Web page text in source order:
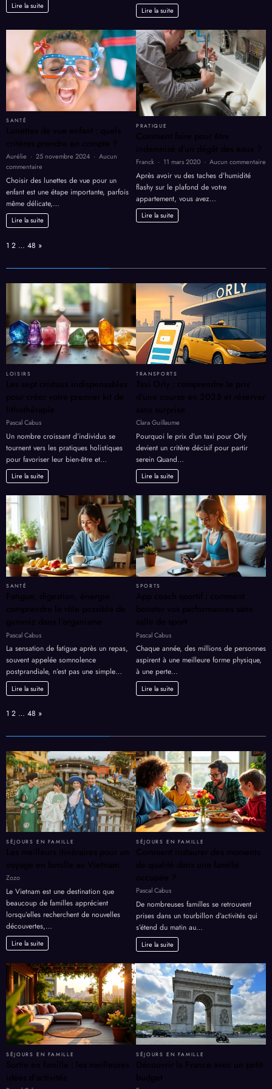
l’angoisse
nocturne
des
crises
de
panique
pas…
Lire la suite
fiables
pour
calculer
la
semaine
précise
de
grossesse
grossesse suscite souvent des
interrogations, que ce soit lors d’un…
Lire la suite
SANTÉ
Lunettes de vue enfant : quels
critères prendre en compte ?
Aurélie 25 novembre 2024
Aucun
commentairesur
Lunettes
vue
enfant
prendre
en
compte
?
Choisir des lunettes de vue pour un
enfant est une étape importante, parfois
même délicate,…
Lire la suite
PRATIQUE
Comment faire pour être
indemnisé d’un dégât des eaux ?
Franck 11 mars 2020 Aucun commentaire
?
Après avoir vu des taches d’humidité
flashy sur le plafond de votre
appartement, vous avez…
Page:
1 2 … 48Next
»
LOISIRS
Les sept cristaux indispensables
pour créer votre premier kit de
lithothérapie
Pascal Cabus
Un nombre croissant d’individus se
tournent vers les pratiques holistiques
pour favoriser leur bien-être et…
Lire la suite
TRANSPORTS
Taxi Orly : comprendre le prix
d’une course en 2025 et réserver
sans surprise
Clara Guillaume
Pourquoi le prix d’un taxi pour Orly
devient un critère décisif pour partir
serein Quand…
Lire la suite
SANTÉ
Fatigue, digestion, énergie :
comprendre le rôle possible de
gummiz dans l’organisme
Pascal Cabus
La sensation de fatigue après un repas,
souvent appelée somnolence
postprandiale, n’est pas une simple…
Lire la suite
SPORTS
App coach sportif : comment
booster vos performances sans
salle de sport
Pascal Cabus
Chaque année, des millions de personnes
aspirent à une meilleure forme physique,
à une perte…
Page:
1 2 … 48Next
»
SÉJOURS EN FAMILLE
Les meilleurs itinéraires pour un
voyage en famille au Vietnam
Zozo
Le Vietnam est une destination que
beaucoup de familles apprécient
lorsqu’elles recherchent de nouvelles
découvertes,…
Lire la suite
SÉJOURS EN FAMILLE
Comment instaurer des moments
de qualité dans une famille
occupée ?
Pascal Cabus
De nombreuses familles se retrouvent
prises dans un tourbillon d’activités qui
s’étend du matin au…
Lire la suite
SÉJOURS EN FAMILLE SÉJOURS EN FAMILLE